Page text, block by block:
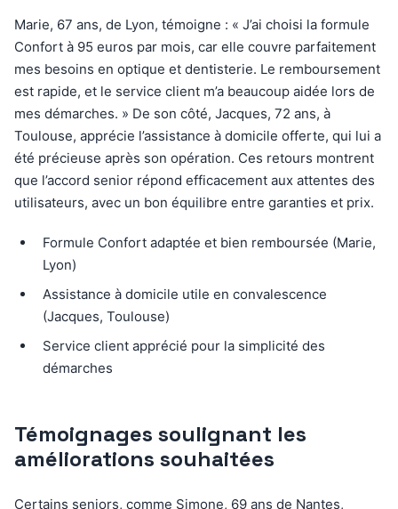
Marie, 67 ans, de Lyon, témoigne : « J’ai choisi la formule
Confort à 95 euros par mois, car elle couvre parfaitement
mes besoins en optique et dentisterie. Le remboursement
est rapide, et le service client m’a beaucoup aidée lors de
mes démarches. » De son côté, Jacques, 72 ans, à
Toulouse, apprécie l’assistance à domicile offerte, qui lui a
été précieuse après son opération. Ces retours montrent
que l’accord senior répond efficacement aux attentes des
utilisateurs, avec un bon équilibre entre garanties et prix.
Formule Confort adaptée et bien remboursée (Marie,
Lyon)
Assistance à domicile utile en convalescence
(Jacques, Toulouse)
Service client apprécié pour la simplicité des
démarches
Témoignages soulignant les
améliorations souhaitées
Certains seniors, comme Simone, 69 ans de Nantes,